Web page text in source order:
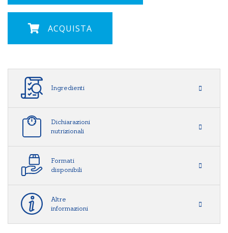
ACQUISTA
Ingredienti
Dichiarazioni
nutrizionali
Formati
disponibili
Altre
informazioni